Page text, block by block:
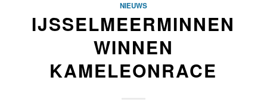
NIEUWS
IJSSELMEERMINNEN
WINNEN
KAMELEONRACE